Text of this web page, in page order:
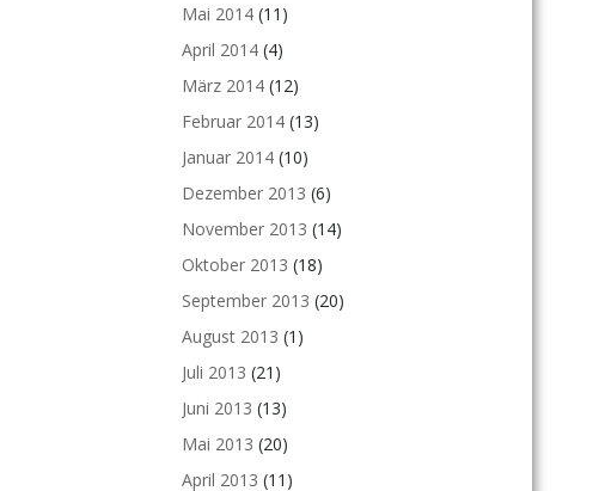
Mai 2014 (11)
April 2014 (4)
März 2014 (12)
Februar 2014 (13)
Januar 2014 (10)
Dezember 2013 (6)
November 2013 (14)
Oktober 2013 (18)
September 2013 (20)
August 2013 (1)
Juli 2013 (21)
Juni 2013 (13)
Mai 2013 (20)
April 2013 (11)